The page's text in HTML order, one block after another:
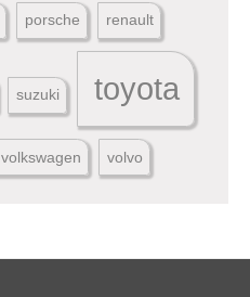
porsche renault
suzuki toyota
volkswagen volvo